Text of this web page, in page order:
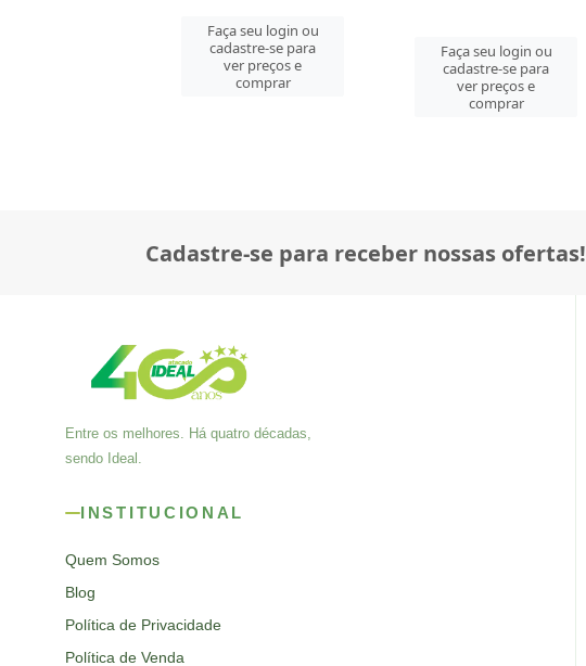
Faça seu login ou
cadastre-se para
ver preços e
cadastre-se para
ver preços e
comprar
Cadastre-se para receber nossas ofertas!
Entre os melhores. Há quatro décadas,
sendo Ideal.
INSTITUCIONAL
Quem Somos
Blog
Política de Privacidade
Política de Venda